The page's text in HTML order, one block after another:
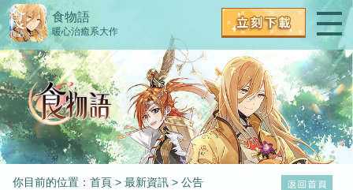
食物語
暖心治癒系大作
你目前的位置：首頁 >最新資訊 >公告